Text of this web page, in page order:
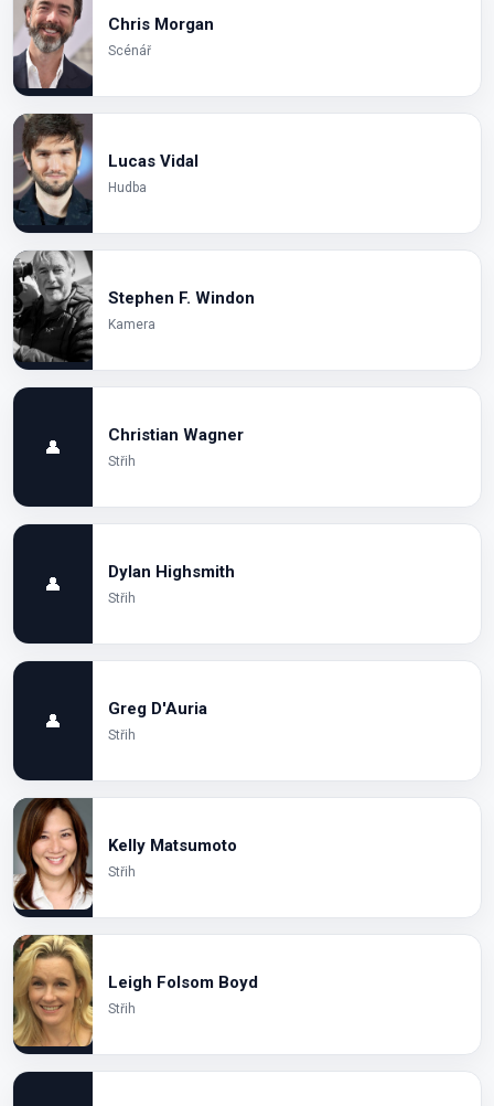
Chris Morgan
Scénář
Lucas Vidal
Hudba
Stephen F. Windon
Kamera
👤
Christian Wagner
Střih
👤
Dylan Highsmith
Střih
👤
Greg D'Auria
Střih
Kelly Matsumoto
Střih
Leigh Folsom Boyd
Střih